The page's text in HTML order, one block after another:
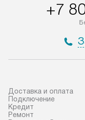
+7
Доставка и оплата
Подключение
Кредит
Ремонт